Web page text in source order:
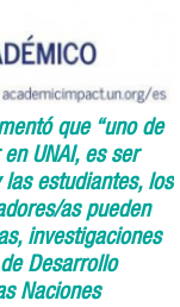
que “uno de
UNAI, es ser
estudiantes, los
as pueden
investigaciones
Desarrollo
Naciones